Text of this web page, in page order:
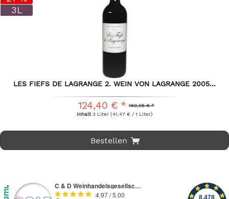
3L
LES FIEFS DE LAGRANGE 2. WEIN VON LAGRANGE 2005...
169,95 € *
124,40 € *
Inhalt3 Liter (41,47 € / 1 Liter)
Bestellen